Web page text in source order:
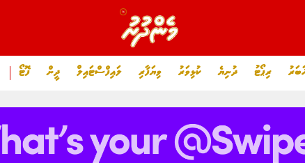
ރިޕޯޓު ދުނިޔެ ކުޅިވަރު ވިޔަފާރި ލައިފްސްޓައިލް ދީން ފޮޓޯ